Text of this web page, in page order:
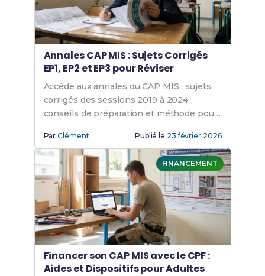
Annales CAP MIS : Sujets Corrigés
EP1, EP2 et EP3 pour Réviser
Accède aux annales du CAP MIS : sujets
corrigés des sessions 2019 à 2024,
conseils de préparation et méthode pour
s'entraîner efficacement aux épreuves.
ParClément Publié le 23 février 2026
FINANCEMENT
Financer son CAP MIS avec le CPF :
Aides et Dispositifs pour Adultes